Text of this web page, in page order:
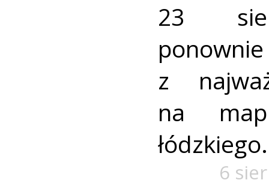
23
z
na
łódzkiego.
6